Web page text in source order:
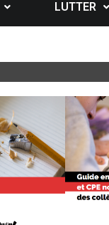
LUTTER